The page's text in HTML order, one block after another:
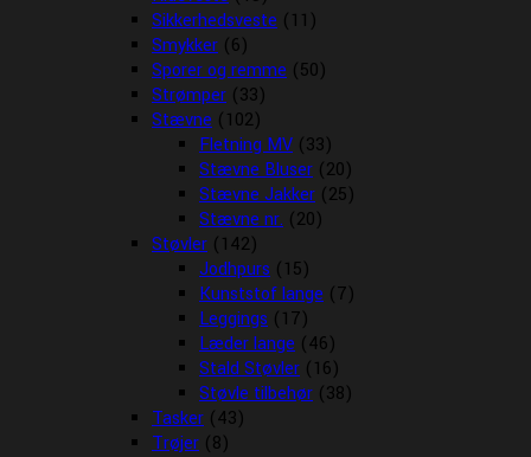
Sikkerhedsveste (11)
Smykker (6)
Sporer og remme (50)
Strømper (33)
Stævne (102)
Fletning MV (33)
Stævne Bluser (20)
Stævne Jakker (25)
Stævne nr. (20)
Støvler (142)
Jodhpurs (15)
Kunststof lange (7)
Leggings (17)
Læder lange (46)
Stald Støvler (16)
Støvle tilbehør (38)
Tasker (43)
Trøjer (8)